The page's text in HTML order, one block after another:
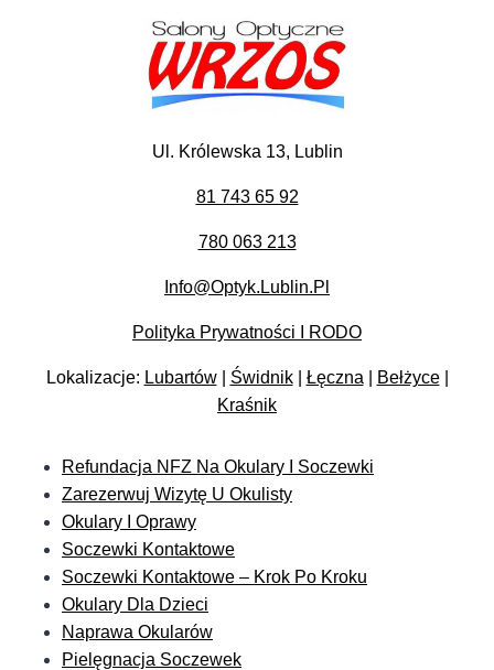
Ul. Królewska 13, Lublin
81 743 65 92
780 063 213
Info@optyk.lublin.pl
Polityka Prywatności I RODO
Lokalizacje: Lubartów| Świdnik| Łęczna Bełżyce|
Kraśnik
Refundacja NFZ Na Okulary I Soczewki
Zarezerwuj Wizytę U Okulisty
Okulary I Oprawy
Soczewki Kontaktowe
Soczewki Kontaktowe – Krok Po Kroku
Okulary Dla Dzieci
Naprawa Okularów
Pielęgnacja Soczewek